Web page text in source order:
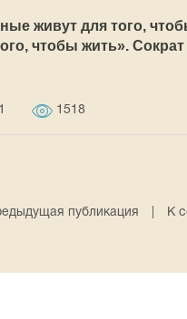
живут для того,
чтобы жить».
1 1518
публикация К